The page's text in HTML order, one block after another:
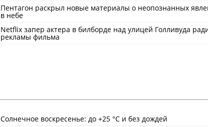
Пентагон раскрыл новые материалы о неопознанных
в небе
Netflix запер актера в билборде над улицей Голливуда
рекламы фильма
Солнечное воскресенье: до +25 °C и без дождей